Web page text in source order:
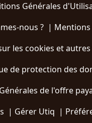
Générales
nous ?| Mentions
les cookies et
de protection des
de l'offre
| Gérer Utiq |